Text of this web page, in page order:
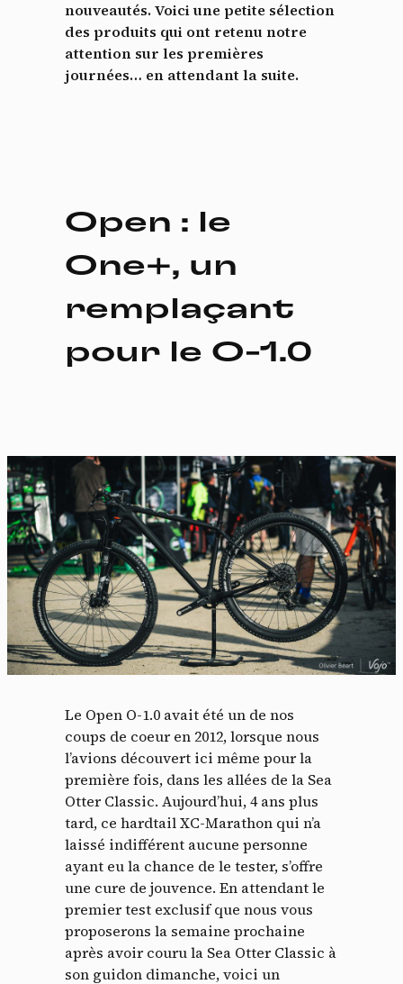
nouveautés. Voici une petite sélection
des produits qui ont retenu notre
attention sur les premières
journées… en attendant la suite.
Open : le
One+, un
remplaçant
pour le O-1.0
Le Open O-1.0 avait été un de nos
coups de coeur en 2012, lorsque nous
l’avions découvert ici même pour la
première fois, dans les allées de la Sea
Otter Classic. Aujourd’hui, 4 ans plus
tard, ce hardtail XC-Marathon qui n’a
laissé indifférent aucune personne
ayant eu la chance de le tester, s’offre
une cure de jouvence. En attendant le
premier test exclusif que nous vous
proposerons la semaine prochaine
après avoir couru la Sea Otter Classic à
son guidon dimanche, voici un